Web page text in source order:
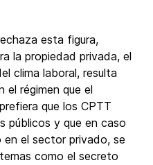
esta figura,
la propiedad privada, el
clima laboral, resulta
régimen que el
que los CPTT
públicos y que en caso
el sector privado, se
como el secreto